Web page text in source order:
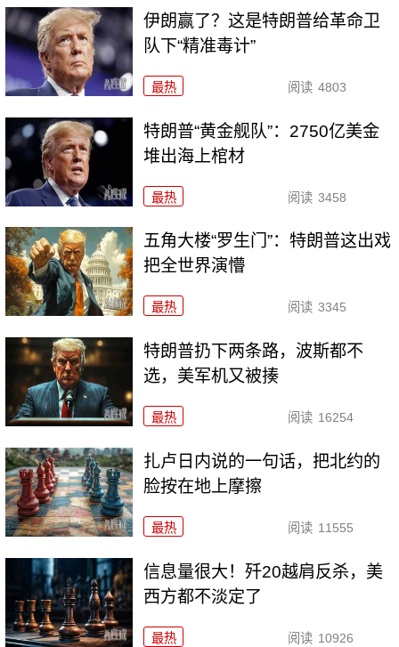
伊朗赢了？这是特朗普给革命卫
队下“精准毒计”
最热 阅读 4803
特朗普“黄金舰队”：2750亿美金
堆出海上棺材
最热 阅读 3458
五角大楼“罗生门”：特朗普这出戏
把全世界演懵
最热 阅读 3345
特朗普扔下两条路，波斯都不
选，美军机又被揍
最热 阅读 16254
扎卢日内说的一句话，把北约的
脸按在地上摩擦
最热 阅读 11555
信息量很大！歼20越肩反杀，美
西方都不淡定了
最热 阅读 10926